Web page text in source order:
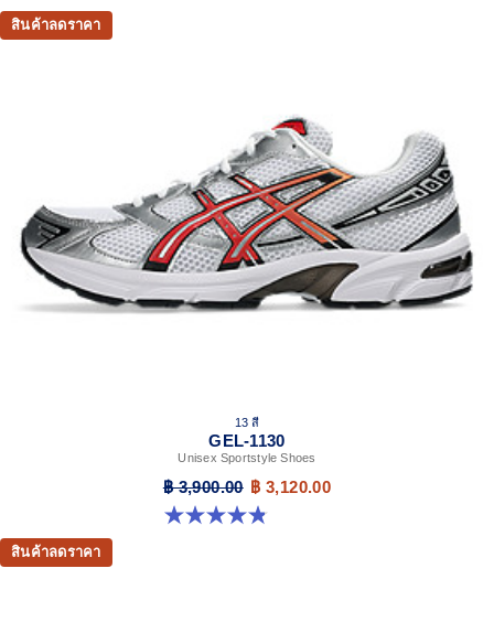
สินค้าลดราคา
13 สี
GEL-1130
Unisex Sportstyle Shoes
฿ 3,900.00 ฿ 3,120.00
4.8 จาก 5 ดาว 399 รีวิว
สินค้าลดราคา